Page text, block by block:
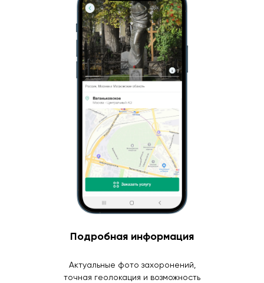
Подробная информация
Актуальные фото захоронений,
точная геолокация и возможность